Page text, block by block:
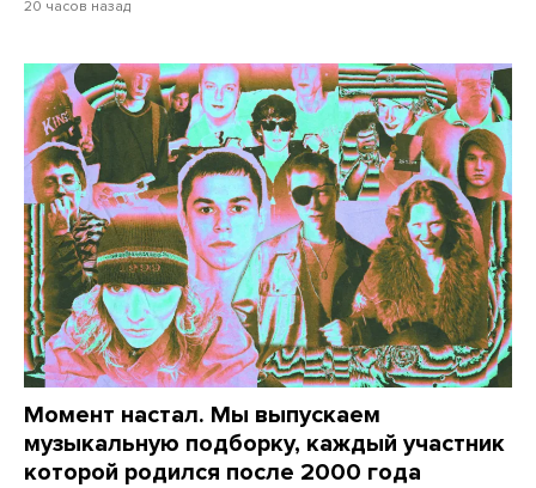
20 часов назад
Момент настал. Мы выпускаем
музыкальную подборку, каждый участник
которой родился после 2000 года